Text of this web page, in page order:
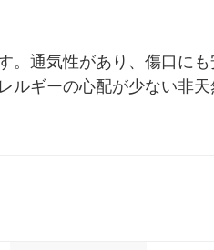
。通気性があり、傷口に
ギーの心配が少ない非